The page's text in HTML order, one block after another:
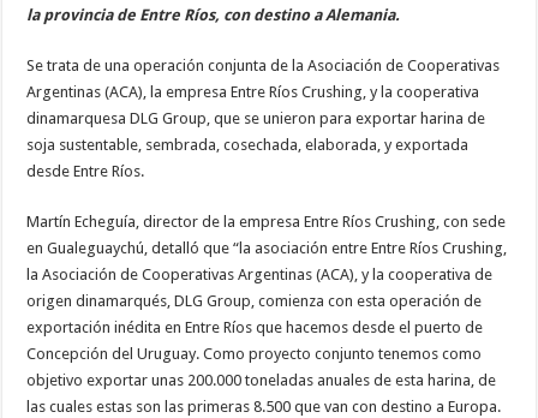
la provincia de Entre Ríos, con destino a Alemania.
Se trata de una operación conjunta de la Asociación de Cooperativas
Argentinas (ACA), la empresa Entre Ríos Crushing, y la cooperativa
dinamarquesa DLG Group, que se unieron para exportar harina de
soja sustentable, sembrada, cosechada, elaborada, y exportada
desde Entre Ríos.
Martín Echeguía, director de la empresa Entre Ríos Crushing, con sede
en Gualeguaychú, detalló que “la asociación entre Entre Ríos Crushing,
la Asociación de Cooperativas Argentinas (ACA), y la cooperativa de
origen dinamarqués, DLG Group, comienza con esta operación de
exportación inédita en Entre Ríos que hacemos desde el puerto de
Concepción del Uruguay. Como proyecto conjunto tenemos como
objetivo exportar unas 200.000 toneladas anuales de esta harina, de
las cuales estas son las primeras 8.500 que van con destino a Europa.